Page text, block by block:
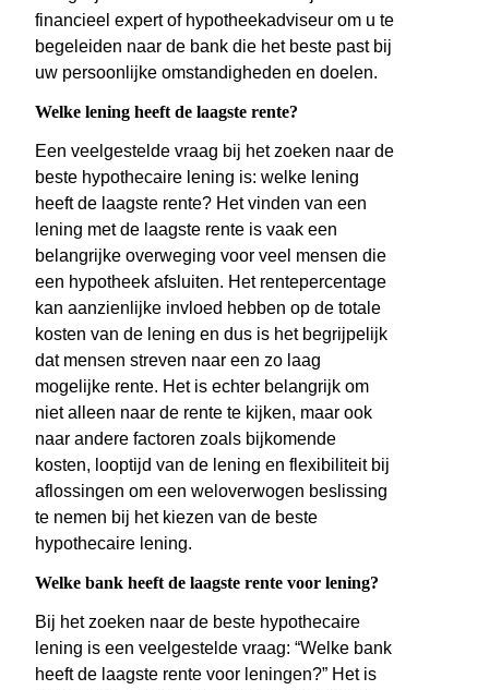
financieel expert of hypotheekadviseur om u te
begeleiden naar de bank die het beste past bij
uw persoonlijke omstandigheden en doelen.
Welke lening heeft de laagste rente?
Een veelgestelde vraag bij het zoeken naar de
beste hypothecaire lening is: welke lening
heeft de laagste rente? Het vinden van een
lening met de laagste rente is vaak een
belangrijke overweging voor veel mensen die
een hypotheek afsluiten. Het rentepercentage
kan aanzienlijke invloed hebben op de totale
kosten van de lening en dus is het begrijpelijk
dat mensen streven naar een zo laag
mogelijke rente. Het is echter belangrijk om
niet alleen naar de rente te kijken, maar ook
naar andere factoren zoals bijkomende
kosten, looptijd van de lening en flexibiliteit bij
aflossingen om een weloverwogen beslissing
te nemen bij het kiezen van de beste
hypothecaire lening.
Welke bank heeft de laagste rente voor lening?
Bij het zoeken naar de beste hypothecaire
lening is een veelgestelde vraag: “Welke bank
heeft de laagste rente voor leningen?” Het is